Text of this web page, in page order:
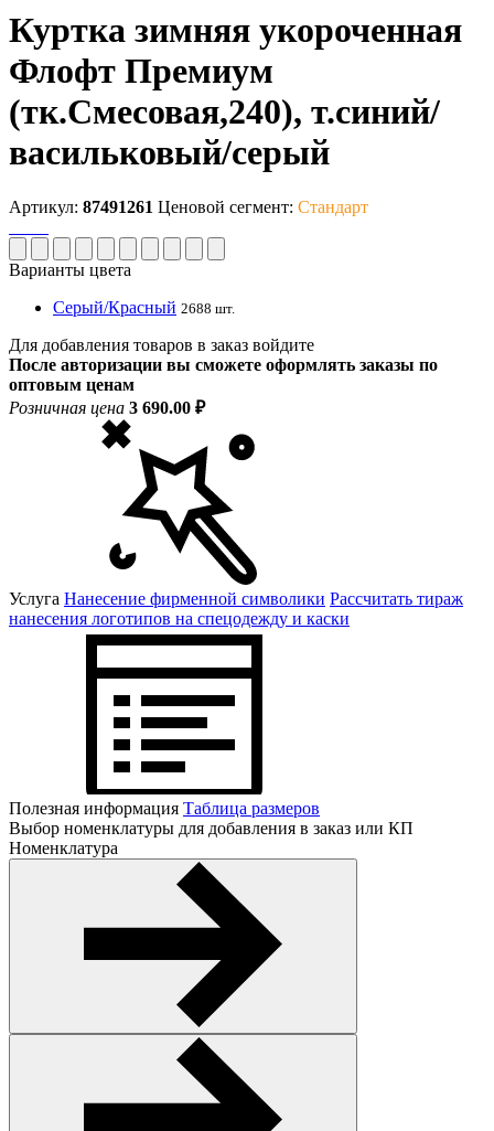
Куртка зимняя укороченная
Флофт Премиум
(тк.Смесовая,240), т.синий/
васильковый/серый
Артикул: 87491261 Ценовой сегмент: Стандарт
Варианты цвета
Серый/Красный 2688 шт.
Для добавления товаров в заказ войдите
После авторизации вы сможете оформлять заказы по
оптовым ценам
Розничная цена 3 690.00 ₽
Услуга Нанесение фирменной символики Рассчитать тираж
нанесения логотипов на спецодежду и каски
Полезная информация Таблица размеров
Выбор номенклатуры для добавления в заказ или КП
Номенклатура